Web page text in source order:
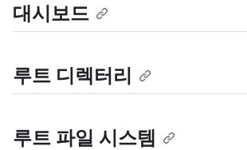
대시보드
루트 디렉터리
루트 파일 시스템